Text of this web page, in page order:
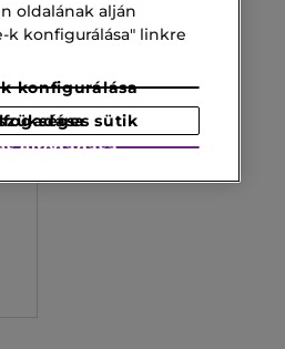
oldalának alján
k konfigurálása" linkre
konfigurálása
a szükséges sütik elfogadása
elfogadása